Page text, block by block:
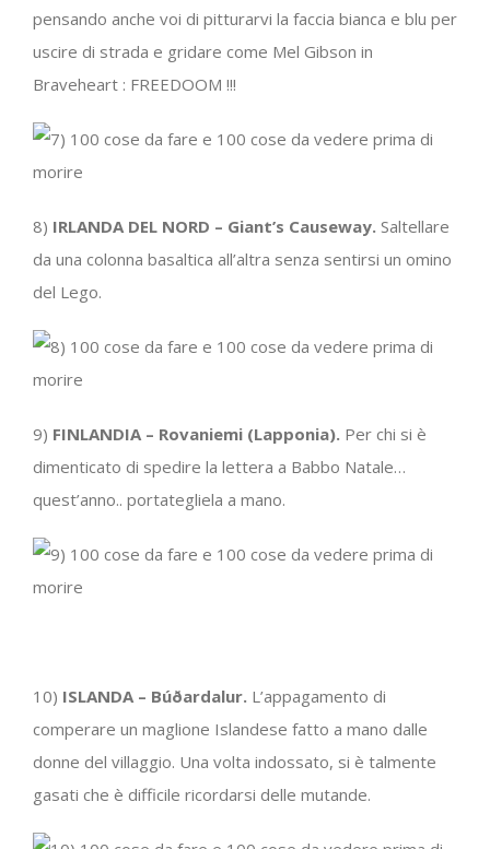
pensando anche voi di pitturarvi la faccia bianca e blu per
uscire di strada e gridare come Mel Gibson in
Braveheart : FREEDOOM !!!
8) IRLANDA DEL NORD – Giant’s Causeway. Saltellare
da una colonna basaltica all’altra senza sentirsi un omino
del Lego.
9) FINLANDIA – Rovaniemi (Lapponia). Per chi si è
dimenticato di spedire la lettera a Babbo Natale…
quest’anno.. portategliela a mano.
10) ISLANDA – Búðardalur. L’appagamento di
comperare un maglione Islandese fatto a mano dalle
donne del villaggio. Una volta indossato, si è talmente
gasati che è difficile ricordarsi delle mutande.